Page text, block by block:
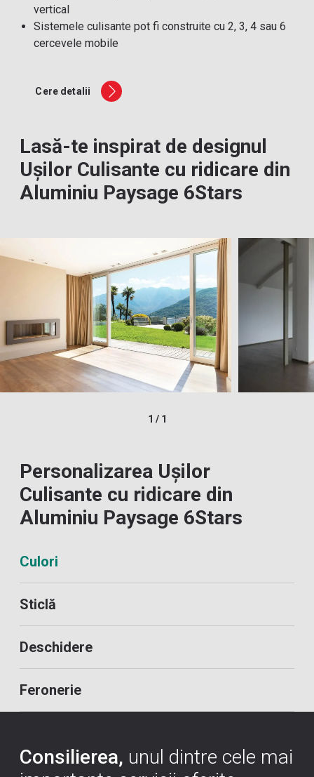
vertical
Sistemele culisante pot fi construite cu 2, 3, 4 sau 6
cercevele mobile
Cere detalii
Lasă-te inspirat de designul
Ușilor Culisante cu ridicare din
Aluminiu Paysage 6Stars
1 / 1
Personalizarea Ușilor
Culisante cu ridicare din
Aluminiu Paysage 6Stars
Culori
Sticlă
Deschidere
Feronerie
Consilierea, unul dintre cele mai